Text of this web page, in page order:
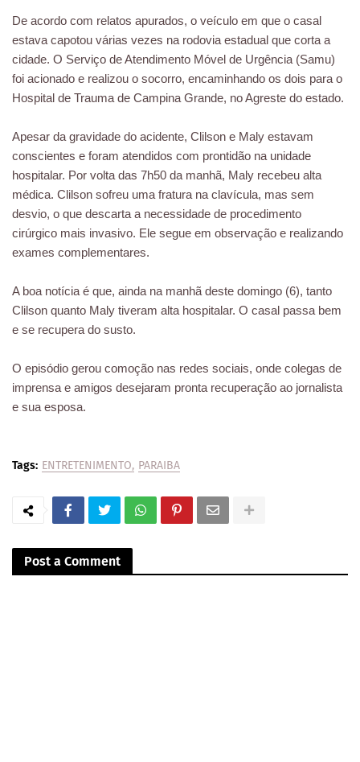
De acordo com relatos apurados, o veículo em que o casal
estava capotou várias vezes na rodovia estadual que corta a
cidade. O Serviço de Atendimento Móvel de Urgência (Samu)
foi acionado e realizou o socorro, encaminhando os dois para o
Hospital de Trauma de Campina Grande, no Agreste do estado.
Apesar da gravidade do acidente, Clilson e Maly estavam
conscientes e foram atendidos com prontidão na unidade
hospitalar. Por volta das 7h50 da manhã, Maly recebeu alta
médica. Clilson sofreu uma fratura na clavícula, mas sem
desvio, o que descarta a necessidade de procedimento
cirúrgico mais invasivo. Ele segue em observação e realizando
exames complementares.
A boa notícia é que, ainda na manhã deste domingo (6), tanto
Clilson quanto Maly tiveram alta hospitalar. O casal passa bem
e se recupera do susto.
O episódio gerou comoção nas redes sociais, onde colegas de
imprensa e amigos desejaram pronta recuperação ao jornalista
e sua esposa.
Tags: ENTRETENIMENTO PARAIBA
Post a Comment